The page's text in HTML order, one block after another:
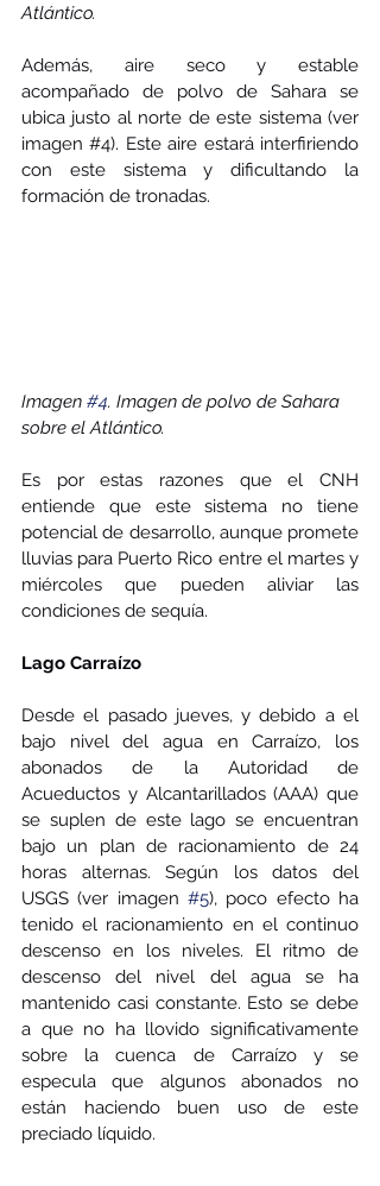
Atlántico.
Además, aire seco y estable
acompañado de polvo de Sahara se
ubica justo al norte de este sistema (ver
imagen #4). Este aire estará interfiriendo
con este sistema y dificultando la
formación de tronadas.
Imagen #4. Imagen de polvo de Sahara
sobre el Atlántico.
Es por estas razones que el CNH
entiende que este sistema no tiene
potencial de desarrollo, aunque promete
lluvias para Puerto Rico entre el martes y
miércoles que pueden aliviar las
condiciones de sequía.
Lago Carraízo
Desde el pasado jueves, y debido a el
bajo nivel del agua en Carraízo, los
abonados de la Autoridad de
Acueductos y Alcantarillados (AAA) que
se suplen de este lago se encuentran
bajo un plan de racionamiento de 24
horas alternas. Según los datos del
USGS (ver imagen #5), poco efecto ha
tenido el racionamiento en el continuo
descenso en los niveles. El ritmo de
descenso del nivel del agua se ha
mantenido casi constante. Esto se debe
a que no ha llovido significativamente
sobre la cuenca de Carraízo y se
especula que algunos abonados no
están haciendo buen uso de este
preciado líquido.